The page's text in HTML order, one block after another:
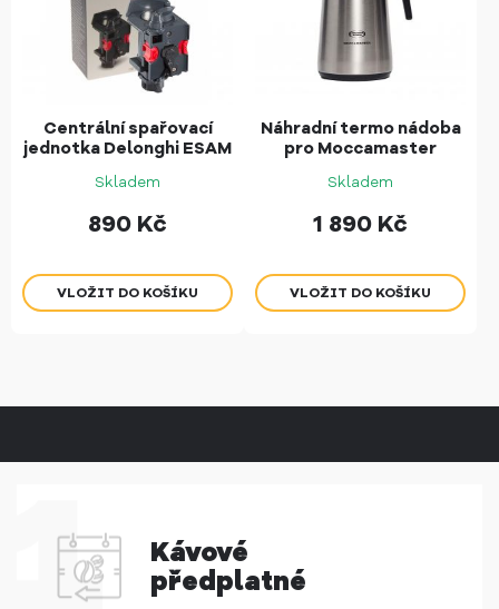
Centrální spařovací
jednotka Delonghi ESAM
Skladem
890 Kč
Náhradní termo nádoba
pro Moccamaster
Skladem
1 890 Kč
Kávové
předplatné